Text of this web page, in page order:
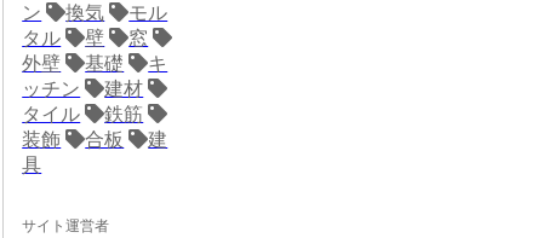
ン
換気
モル
タル
壁
窓
外壁
基礎
キ
ッチン
建材
タイル
鉄筋
装飾
合板
建
具
サイト運営者